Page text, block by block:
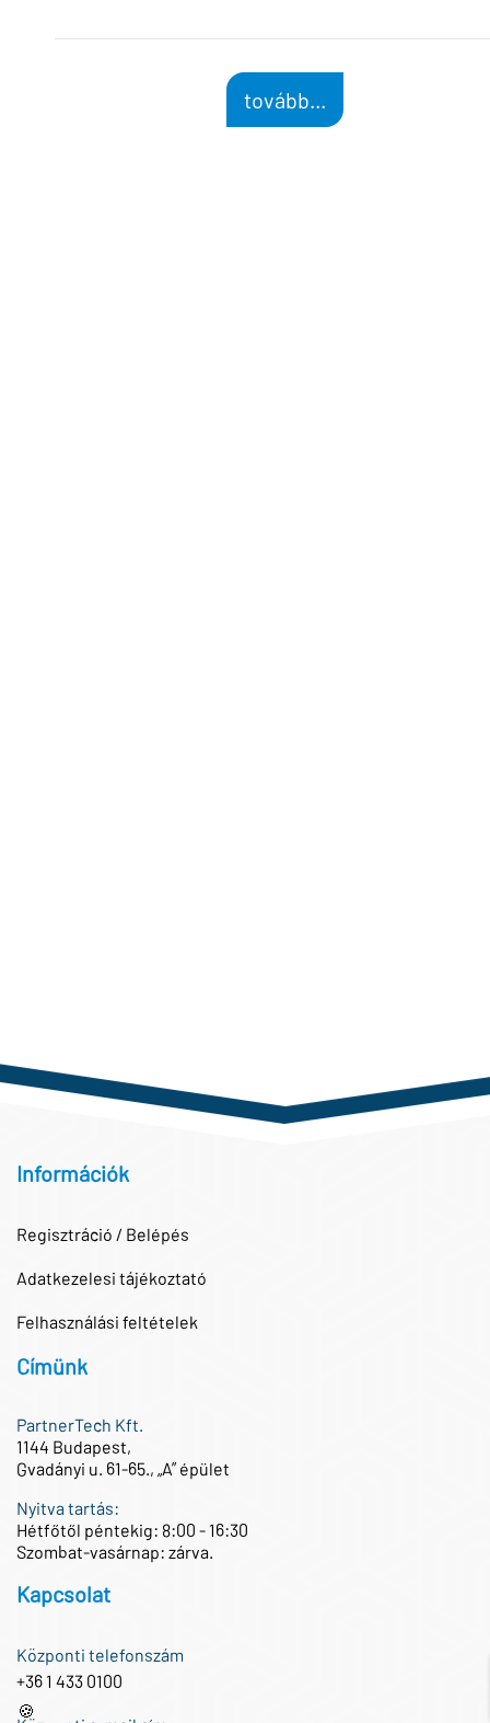
tovább...
Információk
Regisztráció / Belépés
Adatkezelesi tájékoztató
Felhasználási feltételek
Címünk
PartnerTech Kft.
1144 Budapest,
Gvadányi u. 61-65., „A” épület
Nyitva tartás:
Hétfőtől péntekig: 8:00 - 16:30
Szombat-vasárnap: zárva.
Kapcsolat
Központi telefonszám
+36 1 433 0100
🍪